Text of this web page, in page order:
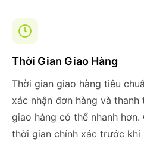
Thời Gian Giao Hàng
Thời gian giao hàng tiêu
xác nhận đơn hàng và thanh
giao hàng có thể nhanh
thời gian chính xác trước khi